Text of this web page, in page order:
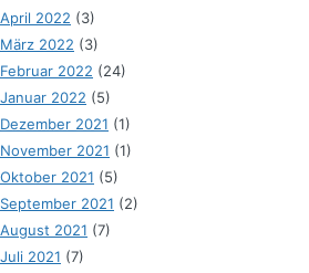
April 2022 (3)
März 2022 (3)
Februar 2022 (24)
Januar 2022 (5)
Dezember 2021 (1)
November 2021 (1)
Oktober 2021 (5)
September 2021 (2)
August 2021 (7)
Juli 2021 (7)